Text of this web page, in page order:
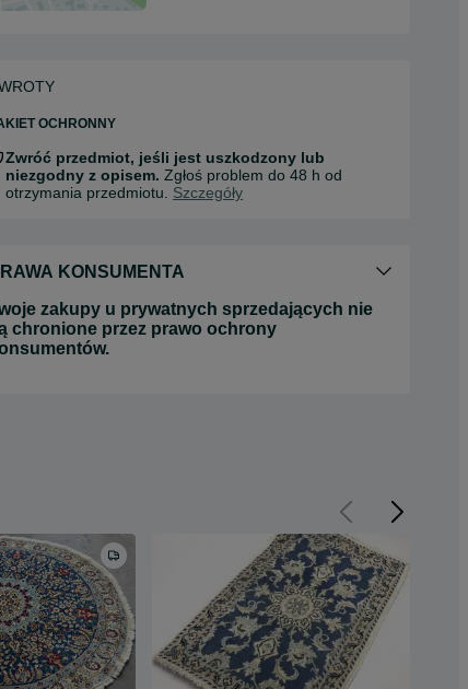
OCHRONNY
Zwróć przedmiot, jeśli jest uszkodzony lub
niezgodny z opisem. Zgłoś problem do 48 h od
otrzymania przedmiotu. Szczegóły
KONSUMENTA
zakupy u prywatnych sprzedających nie
chronione przez prawo ochrony